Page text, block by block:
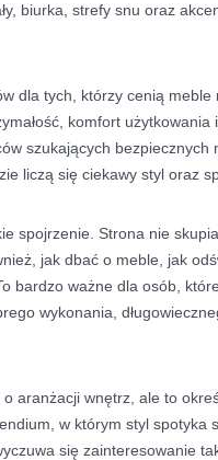
biurka, strefy snu oraz
dla tych, którzy cenią
komfort
szukających bezpiecznych
liczą się ciekawy styl oraz
spojrzenie. Strona nie
jak dbać o meble, jak
bardzo ważne dla osób,
wykonania,
aranżacji wnętrz, ale to
w którym styl spotyka
się zainteresowanie